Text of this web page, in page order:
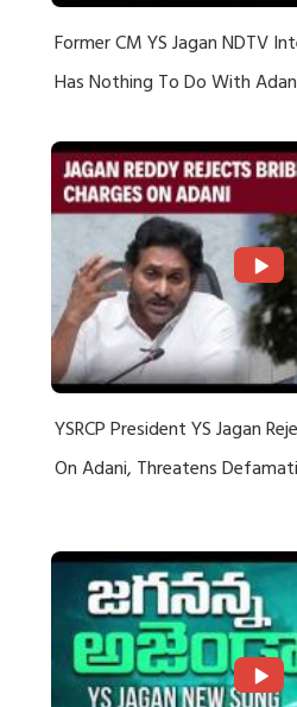
Former CM YS Jagan NDTV
Has Nothing To Do With
YSRCP President YS Jagan
On Adani, Threatens